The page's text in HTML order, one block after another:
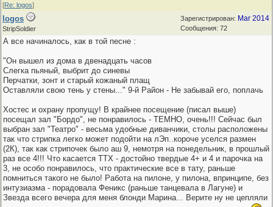
[Re: logos]
Зарегистрирован: Mar 2014
Сообщения: 72
logos
StripSoldier
А все начиналось, как в той песне :
"Он вышел из дома в двенадцать часов
Слегка пьяный, выбрит до синевы
Перчатки, зонт и старый кожаный плащ
Оставляли свою тень у стены..." 9-й Район - Не забывай его, поплачь
Хостес и охрану пропущу! В крайнее посещение (писал выше)
посещал зал "Бордо", не понравилось - ТЕМНО, очень!!! Сейчас был
выбран зал "Театро" - весьма удобные диванчики, столы расположены
так что стрипка легко может подойти на лЭп..короче уселся размен
(2К), так как стрипочек было аш 9, немотря на понедельник, в прошлый
раз все 4!!! Что касается ТТХ - достойно твердые 4+ и 4 и парочка на
3, не особо понравилось, что практические все в тату, раньше
помниться такого не было! Работа на пилоне, у пилона, впринципе, без
интузиазма - порадовала Феникс (раньше танцевала в Лагуне) и
Звезда всего вечера для меня блонди Марина... Верите ну не цепляли